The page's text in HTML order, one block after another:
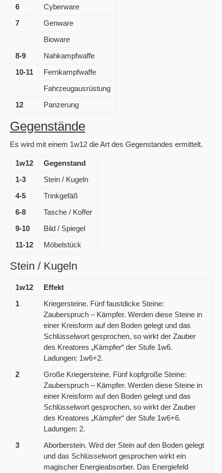
6
Cyberware
7
Genware
Bioware
8-9
Nahkampfwaffe
10-11
Fernkampfwaffe
Fahrzeugausrüstung
12
Panzerung
Gegenstände
Es wird mit einem 1w12 die Art des Gegenstandes ermittelt.
1w12
Gegenstand
1-3
Stein / Kugeln
4-5
Trinkgefäß
6-8
Tasche / Koffer
9-10
Bild / Spiegel
11-12
Möbelstück
Stein / Kugeln
1w12
Effekt
1
Kriegersteine. Fünf faustdicke Steine:
Zauberspruch – Kämpfer. Werden diese Steine in
einer Kreisform auf den Boden gelegt und das
Schlüsselwort gesprochen, so wirkt der Zauber
des Kreatores „Kämpfer“ der Stufe 1w6.
Ladungen: 1w6+2.
2
Große Kriegersteine. Fünf kopfgroße Steine:
Zauberspruch – Kämpfer. Werden diese Steine in
einer Kreisform auf den Boden gelegt und das
Schlüsselwort gesprochen, so wirkt der Zauber
des Kreatores „Kämpfer“ der Stufe 1w6+6.
Ladungen: 2.
3
Aborberstein. Wird der Stein auf den Boden gelegt
und das Schlüsselwort gesprochen wirkt ein
magischer Energieabsorber. Das Energiefeld